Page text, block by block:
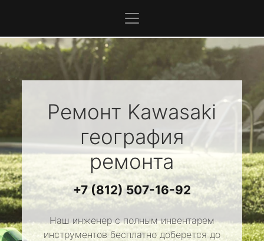
Ремонт Kawasaki
география
ремонта
+7 (812) 507-16-92
Наш инженер с полным инвентарем
инструментов бесплатно доберется до